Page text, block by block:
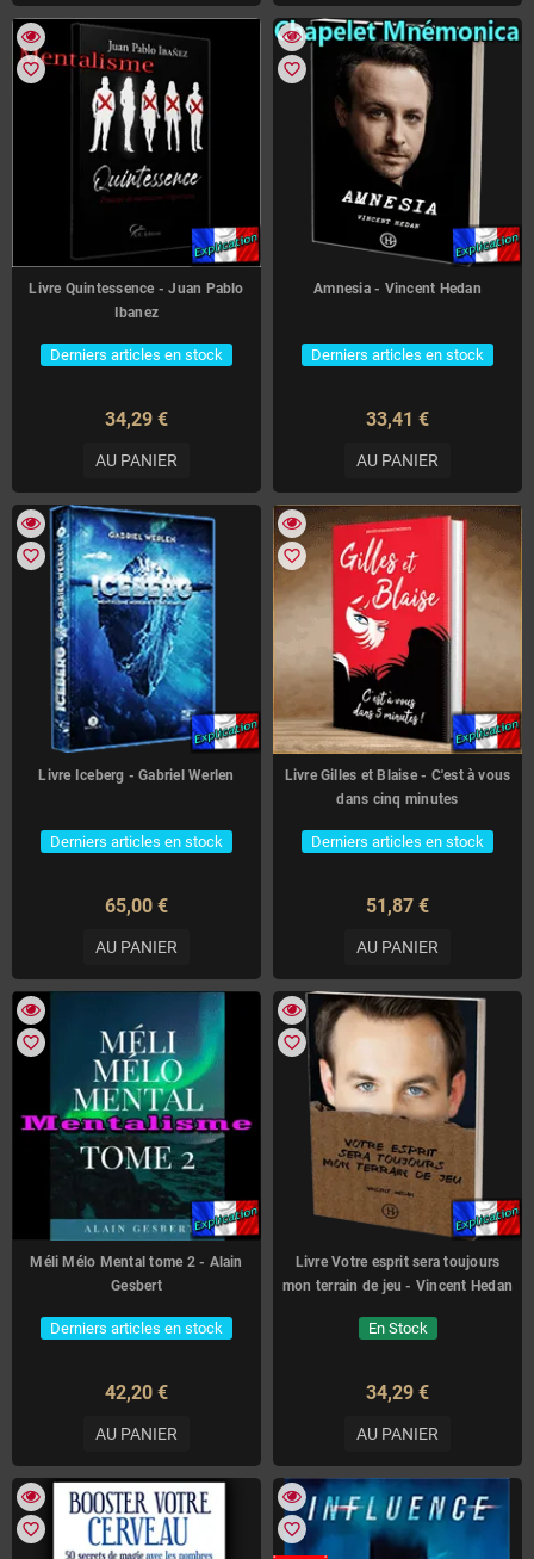
favorite_border
Livre Quintessence - Juan Pablo
Ibanez
Derniers articles en stock
34,29 €
AU PANIER
favorite_border
Amnesia - Vincent Hedan
Derniers articles en stock
33,41 €
AU PANIER
favorite_border
Livre Iceberg - Gabriel Werlen
Derniers articles en stock
65,00 €
AU PANIER
favorite_border
Livre Gilles et Blaise - C'est à vous
dans cinq minutes
Derniers articles en stock
51,87 €
AU PANIER
favorite_border
Méli Mélo Mental tome 2 - Alain
Gesbert
Derniers articles en stock
42,20 €
AU PANIER
favorite_border
Livre Votre esprit sera toujours
mon terrain de jeu - Vincent Hedan
En Stock
34,29 €
AU PANIER
favorite_border favorite_border